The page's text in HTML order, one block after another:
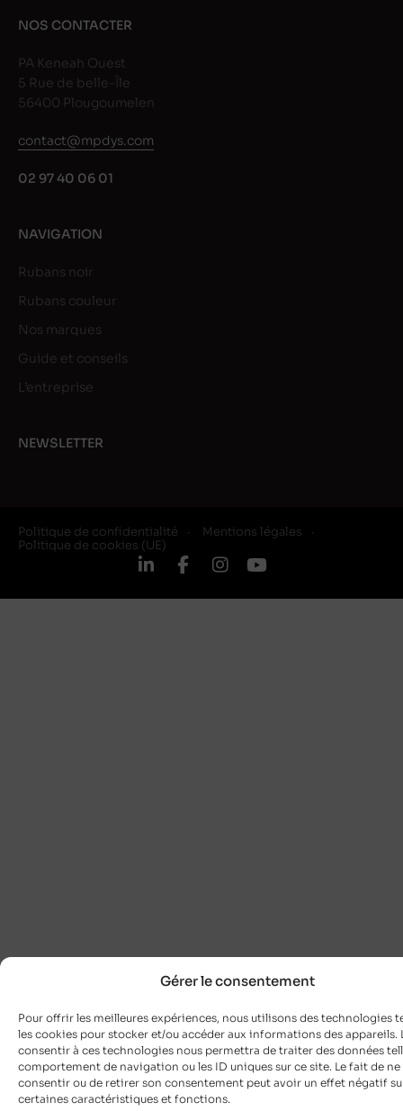
Gérer le consentement
Pour offrir les meilleures expériences, nous utilisons des technologies
les cookies pour stocker et/ou accéder aux informations des appareils.
consentir à ces technologies nous permettra de traiter des données
comportement de navigation ou les ID uniques sur ce site. Le fait de ne
consentir ou de retirer son consentement peut avoir un effet négatif
certaines caractéristiques et fonctions.
NOS CONTACTER
PA Keneah Ouest
5 Rue de belle-Île
56400 Plougoumelen
contact@mpdys.com
02 97 40 06 01
NAVIGATION
Rubans noir
Rubans couleur
Nos marques
Guide et conseils
L’entreprise
NEWSLETTER
Politique de confidentialité
Mentions légales
Politique de cookies (UE)